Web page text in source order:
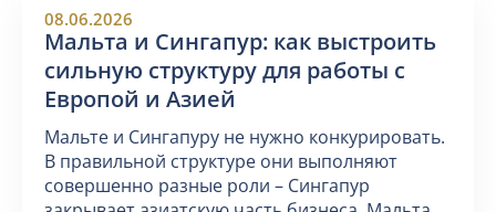
08.06.2026
Мальта и Сингапур: как выстроить
сильную структуру для работы с
Европой и Азией
Мальте и Сингапуру не нужно конкурировать.
В правильной структуре они выполняют
совершенно разные роли – Сингапур